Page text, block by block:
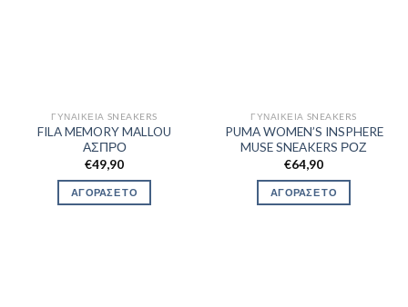
ΓΥΝΑΙΚΕΊΑ SNEAKERS
FILA MEMORY MALLOU
ΑΣΠΡΟ
€49,90
ΑΓΟΡΑΣΕ ΤΟ
ΓΥΝΑΙΚΕΊΑ SNEAKERS
PUMA WOMEN’S INSPHERE
MUSE SNEAKERS ΡΟΖ
€64,90
ΑΓΟΡΑΣΕ ΤΟ